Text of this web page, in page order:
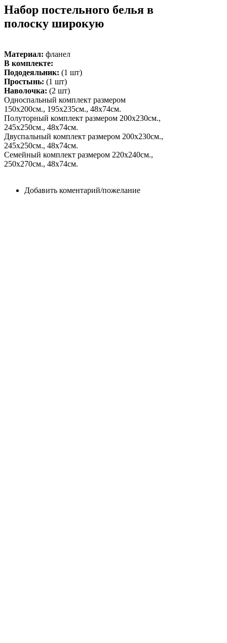
Набор постельного белья в
полоску широкую
Материал: фланел
В комплекте:
Пододеяльник: (1 шт)
Простынь: (1 шт)
Наволочка: (2 шт)
Односпальный комплект размером
150х200см., 195х235см., 48х74см.
Полуторный комплект размером 200х230см.,
245х250см., 48х74см.
Двуспальный комплект размером 200х230см.,
245х250см., 48х74см.
Семейный комплект размером 220х240см.,
250х270см., 48х74см.
Добавить коментарий/пожелание